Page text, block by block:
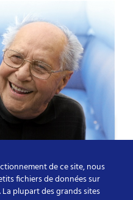
de ce site, nous
fichiers de données sur
plupart des grands sites